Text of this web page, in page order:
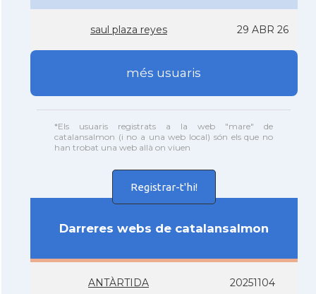
saul plaza reyes 29 ABR 26
més usuaris
*Els usuaris registrats a la web "mare" de
catalansalmon (i no a una web local) són els que no
han trobat una web allà on viuen
Registrar-t'hi!
Darreres webs de catalansalmon
ANTÀRTIDA 20251104